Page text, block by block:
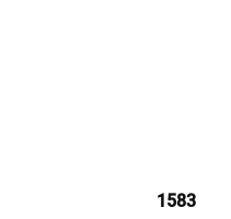
1583